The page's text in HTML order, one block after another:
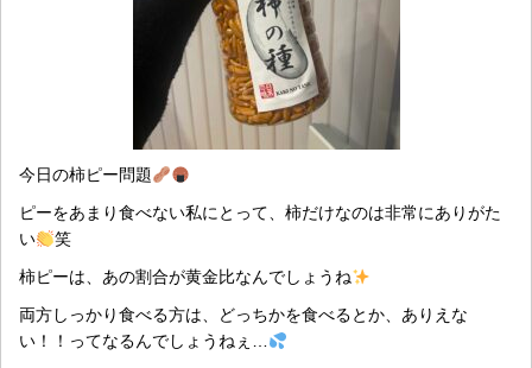
今日の柿ピー問題
ピーをあまり食べない私にとって、柿だけなのは非常にありがた
い
笑
柿ピーは、あの割合が黄金比なんでしょうね
両方しっかり食べる方は、どっちかを食べるとか、ありえな
い！！ってなるんでしょうねぇ…